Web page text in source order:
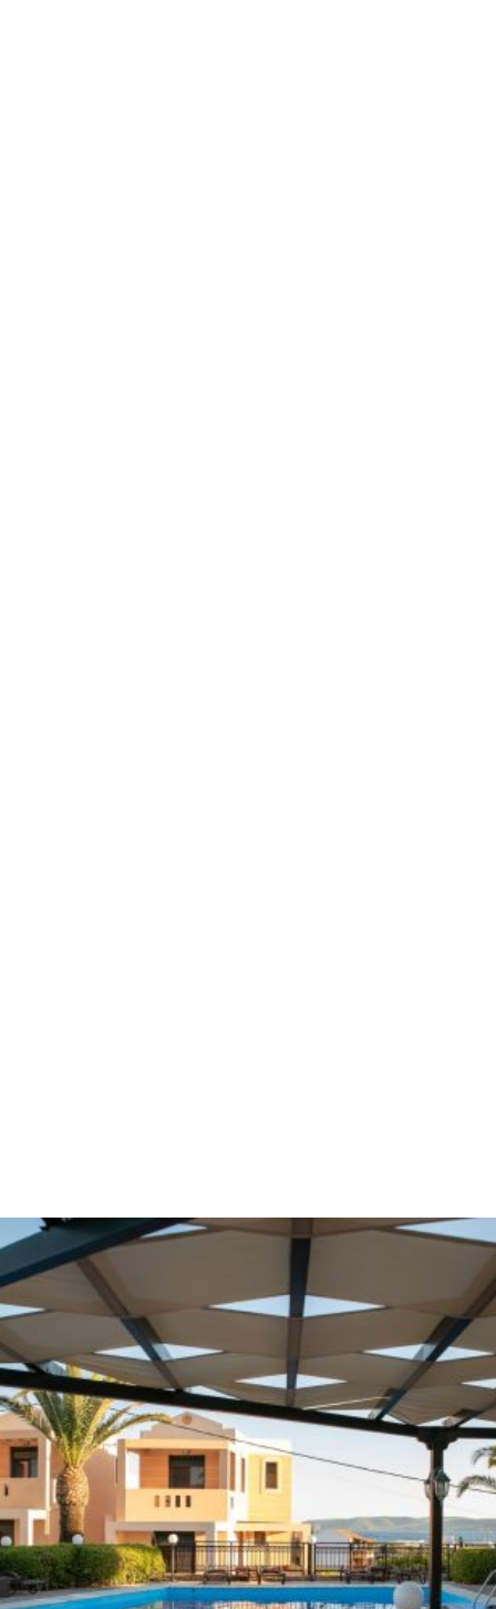
Terrasrust met Uitzicht op de
Egeïsche Zee
Ons zwembad ligt op een prachtig terras met uitzicht op
de Egeïsche Zee en is ideaal om te zwemmen, te
ontspannen en te zonnebaden.
Op hetzelfde terras bevindt zich de Snack Bar, waar u kunt
genieten van uw koffie en drankjes.
Vanaf ons hotel heeft u directe toegang tot het strand
van Megalimniona voor uw ontspannen zwempartijen, via